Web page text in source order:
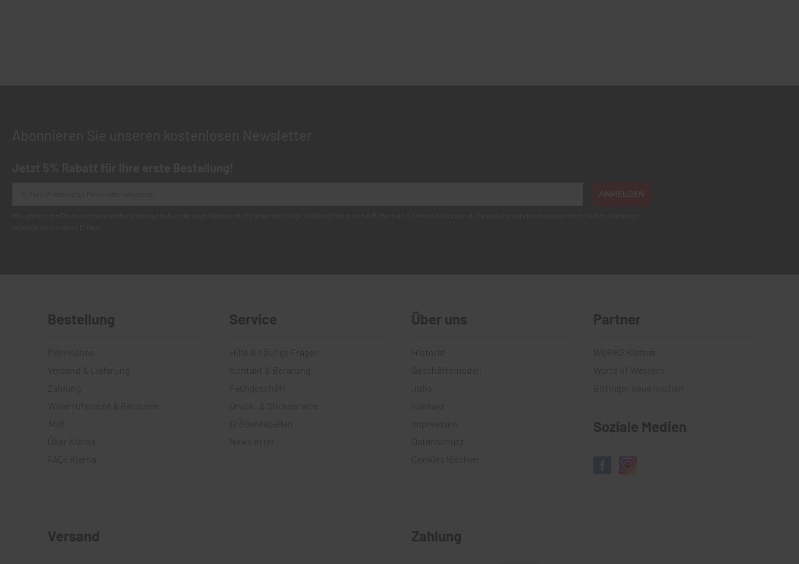
Bestellung
Versand & Lieferung
Zahlung
Widerrufsrecht & Retouren
AGB
FAQs Klarna
Service
Hilfe & häufige Fragen
Kontakt & Beratung
Fachgeschäft
Druck- & Stickservice
Größentabellen
Newsletter
Über uns
Geschäftsmodell
Kontakt
Impressum
Datenschutz
Cookies löschen
Partner
World of Western
Gittinger neue medien
Soziale Medien
Versand Zahlung